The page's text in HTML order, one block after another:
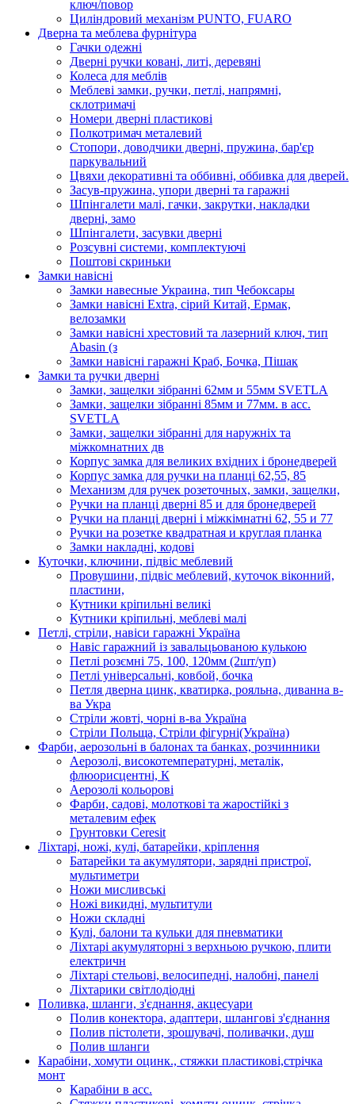
ключ/повор
Циліндровий механізм PUNTO, FUARO
Дверна та меблева фурнітура
Гачки одежні
Дверні ручки ковані, литі, деревяні
Колеса для меблів
Меблеві замки, ручки, петлі, напрямні,
склотримачі
Номери дверні пластикові
Полкотримач металевий
Стопори, доводчики дверні, пружина, бар'єр
паркувальний
Цвяхи декоративні та оббивні, оббивка для дверей.
Засув-пружина, упори дверні та гаражні
Шпінгалети малі, гачки, закрутки, накладки
дверні, замо
Шпінгалети, засувки дверні
Розсувні системи, комплектуючі
Поштові скриньки
Замки навісні
Замки навесные Украина, тип Чебоксары
Замки навісні Extra, сірий Китай, Ермак,
велозамки
Замки навісні хрестовий та лазерний ключ, тип
Abasin (з
Замки навісні гаражні Краб, Бочка, Пішак
Замки та ручки дверні
Замки, защелки зібранні 62мм и 55мм SVETLA
Замки, защелки зібранні 85мм и 77мм. в асс.
SVETLA
Замки, защелки зібранні для наружніх та
міжкомнатних дв
Корпус замка для великих вхідних і бронедверей
Корпус замка для ручки на планці 62,55, 85
Механизм для ручек розеточных, замки, защелки,
Ручки на планці дверні 85 и для бронедверей
Ручки на планці дверні і міжкімнатні 62, 55 и 77
Ручки на розетке квадратная и круглая планка
Замки накладні, кодові
Куточки, ключини, підвіс меблевий
Провушини, підвіс меблевий, куточок віконний,
пластини,
Кутники кріпильні великі
Кутники кріпильні, меблеві малі
Петлі, стріли, навіси гаражні Україна
Навіс гаражний із завальцьованою кулькою
Петлі розємні 75, 100, 120мм (2шт/уп)
Петлі універсальні, ковбой, бочка
Петля дверна цинк, кватирка, рояльна, диванна в-
ва Укра
Стріли жовті, чорні в-ва Україна
Стріли Польща, Стріли фігурні(Україна)
Фарби, аерозольні в балонах та банках, розчинники
Аерозолі, високотемпературні, металік,
флюорисцентні, К
Аерозолі кольорові
Фарби, садові, молоткові та жаростійкі з
металевим ефек
Грунтовки Ceresit
Ліхтарі, ножі, кулі, батарейки, кріплення
Батарейки та акумулятори, зарядні пристрої,
мультиметри
Ножи мисливські
Ножі викидні, мультитули
Ножи складні
Кулі, балони та кульки для пневматики
Ліхтарі акумуляторні з верхньою ручкою, плити
електричн
Ліхтарі стельові, велосипедні, налобні, панелі
Ліхтарики світлодіодні
Поливка, шланги, з'єднання, акцесуари
Полив конектора, адаптери, шлангові з'єднання
Полив пістолети, зрошувачі, поливачки, душ
Полив шланги
Карабіни, хомути оцинк., стяжки пластикові,стрічка
монт
Карабіни в асс.